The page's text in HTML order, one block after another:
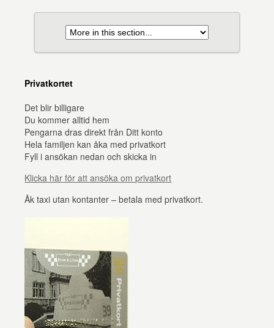
Privatkortet
Det blir billigare
Du kommer alltid hem
Pengarna dras direkt från Ditt konto
Hela familjen kan åka med privatkort
Fyll i ansökan nedan och skicka in
Klicka här för att ansöka om privatkort
Åk taxi utan kontanter – betala med privatkort.